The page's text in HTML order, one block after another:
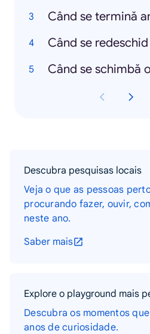
Descubra pesquisas locais
Veja o que as pessoas
procurando fazer, ouvir,
neste ano.
Saber mais
Explore o playground mais
Descubra os momentos
anos de curiosidade.